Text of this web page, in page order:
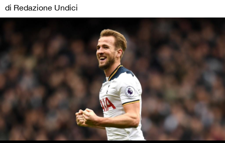
di Redazione Undici